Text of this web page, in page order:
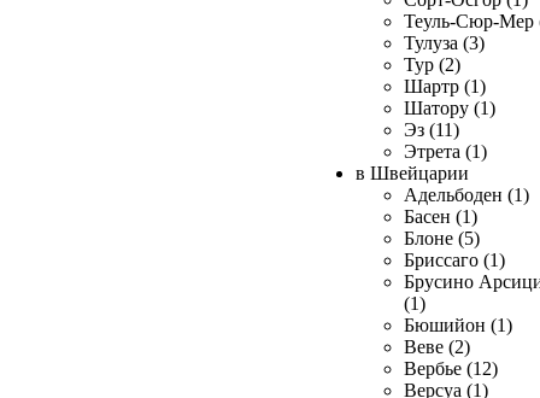
Теуль-Сюр-Мер
Тулуза (3)
Тур (2)
Шартр (1)
Шатору (1)
Эз (11)
Этрета (1)
в Швейцарии
Адельбоден (1)
Басен (1)
Блоне (5)
Бриссаго (1)
Брусино
(1)
Бюшийон (1)
Веве (2)
Вербье (12)
Версуа (1)